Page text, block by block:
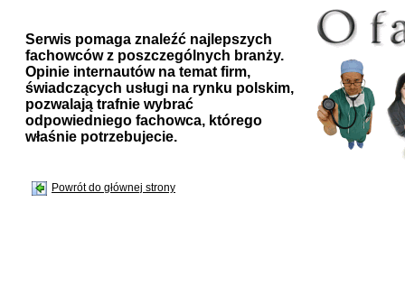
Serwis pomaga znaleźć najlepszych
fachowców z poszczególnych branży.
Opinie internautów na temat firm,
świadczących usługi na rynku polskim,
pozwalają trafnie wybrać
odpowiedniego fachowca, którego
właśnie potrzebujecie.
Powrót do głównej strony